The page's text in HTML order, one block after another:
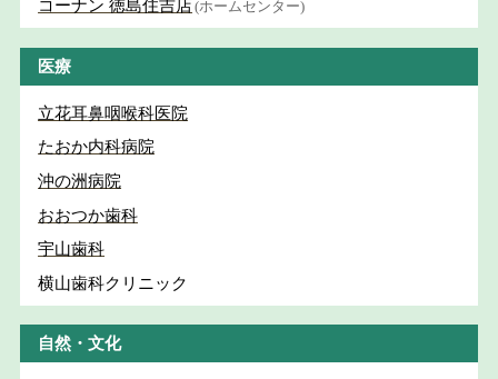
コーナン 徳島住吉店(ホームセンター)
医療
立花耳鼻咽喉科医院
たおか内科病院
沖の洲病院
おおつか歯科
宇山歯科
横山歯科クリニック
自然・文化